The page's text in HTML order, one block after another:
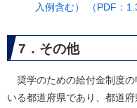
入例含む） （PDF：
7．その他
奨学のための給付金制度の
いる都道府県であり、都道